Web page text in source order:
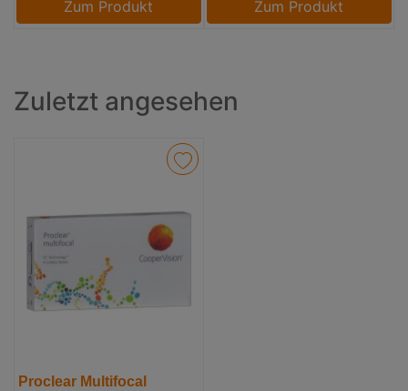
Zum Produkt Zum Produkt
Zuletzt angesehen
Proclear Multifocal